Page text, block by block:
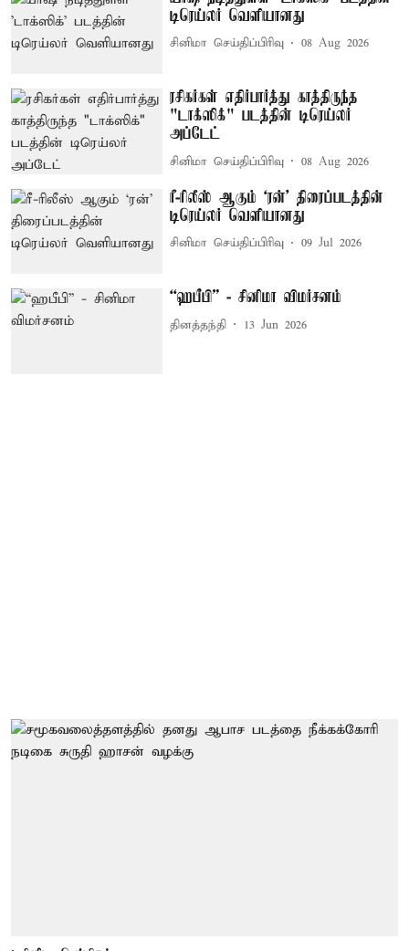
டிரெய்லர் வெளியானது
சினிமா செய்திப்பிரிவு 08 Aug 2026
ரசிகர்கள் எதிர்பார்த்து காத்திருந்த
"டாக்ஸிக்" படத்தின் டிரெய்லர்
அப்டேட்
சினிமா செய்திப்பிரிவு 08 Aug 2026
ரீ-ரிலீஸ் ஆகும் `ரன்' திரைப்படத்தின்
டிரெய்லர் வெளியானது
சினிமா செய்திப்பிரிவு 09 Jul 2026
“ஹபீபி” - சினிமா விமர்சனம்
தினத்தந்தி 13 Jun 2026